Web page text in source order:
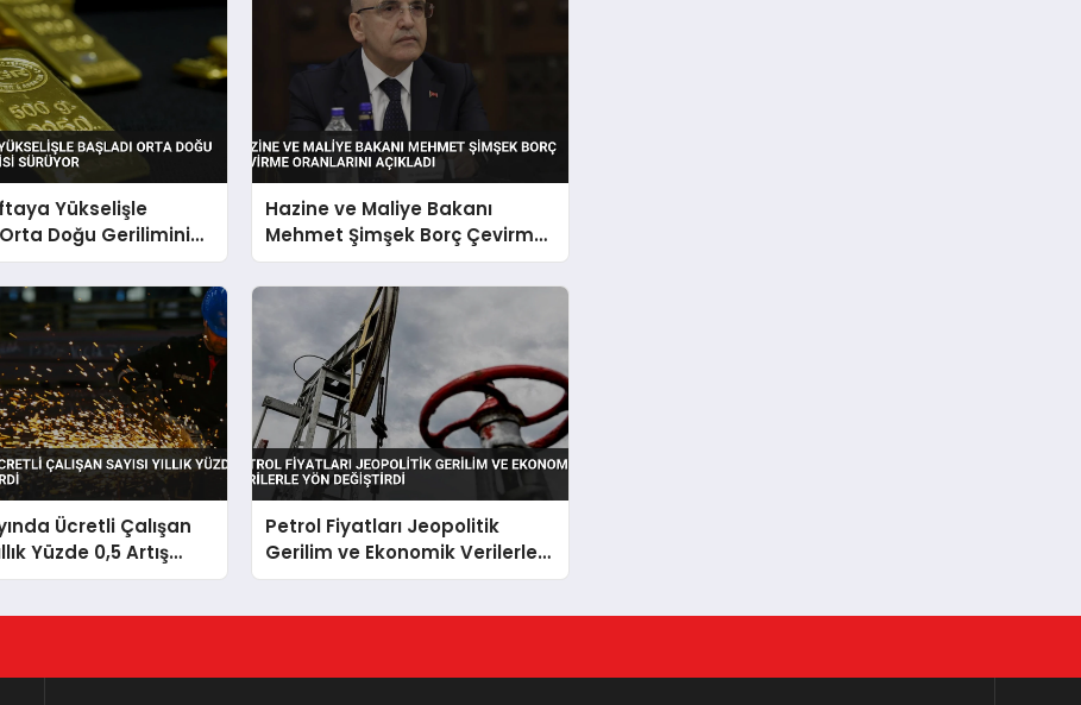
Yükselişle
Doğu Geriliminin
Hazine ve Maliye Bakanı
Mehmet Şimşek Borç Çevirme
Oranlarını Açıkladı
Ücretli Çalışan
Yüzde 0,5 Artış
Petrol Fiyatları Jeopolitik
Gerilim ve Ekonomik Verilerle
Yön Değiştirdi